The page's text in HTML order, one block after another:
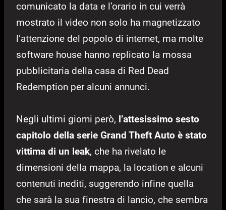
comunicato la data e l’orario in cui verrà
mostrato il video non solo ha magnetizzato
l’attenzione del popolo di internet, ma molte
software house hanno replicato la mossa
pubblicitaria della casa di Red Dead
Redemption per alcuni annunci.
Negli ultimi giorni però, l’attesissimo sesto
capitolo della serie Grand Theft Auto è stato
vittima di un leak, che ha rivelato le
dimensioni della mappa, la location e alcuni
contenuti inediti, suggerendo infine quella
che sarà la sua finestra di lancio, che sembra